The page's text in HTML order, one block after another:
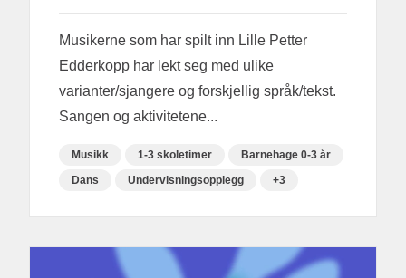
Musikerne som har spilt inn Lille Petter
Edderkopp har lekt seg med ulike
varianter/sjangere og forskjellig språk/tekst.
Sangen og aktivitetene...
Musikk 1-3 skoletimer
Barnehage 0-3 år
Dans
Undervisningsopplegg +3